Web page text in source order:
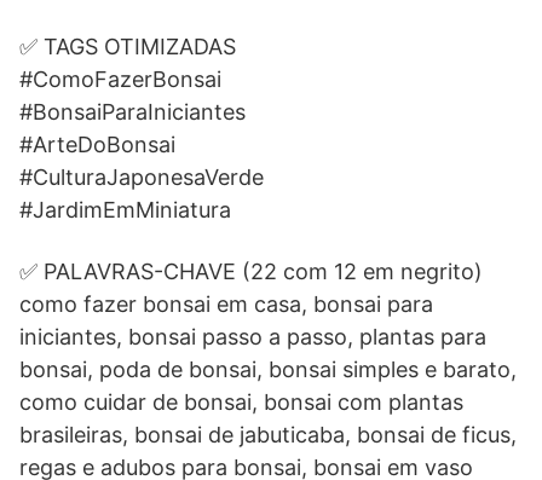
✅ TAGS OTIMIZADAS
#ComoFazerBonsai
#BonsaiParaIniciantes
#ArteDoBonsai
#CulturaJaponesaVerde
#JardimEmMiniatura
✅ PALAVRAS-CHAVE (22 com 12 em negrito)
como fazer bonsai em casa, bonsai para
iniciantes, bonsai passo a passo, plantas para
bonsai, poda de bonsai, bonsai simples e barato,
como cuidar de bonsai, bonsai com plantas
brasileiras, bonsai de jabuticaba, bonsai de ficus,
regas e adubos para bonsai, bonsai em vaso